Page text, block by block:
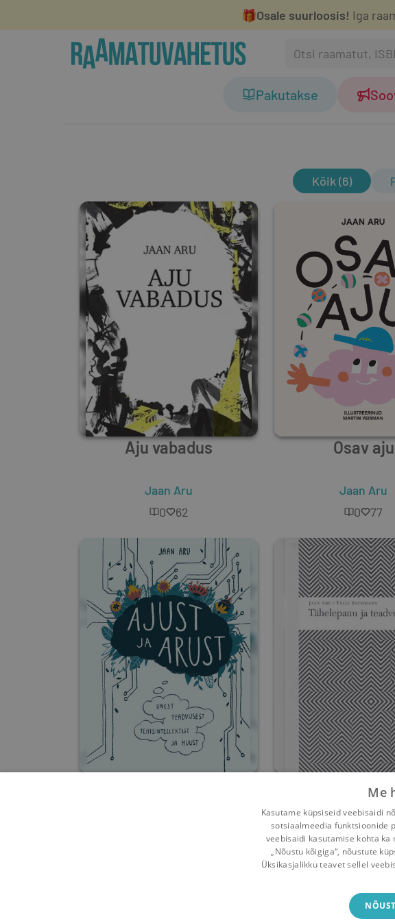
🎁Osale suurloosis! Iga
Pakutakse
Kõik (6)
Aju vabadus
Jaan Aru
0
62
Osav aju
Jaan Aru
0
77
Tähelepanu ja
Jaan Aru
0
138
Me
Kasutame küpsiseid veebisaidi
sotsiaalmeedia funktsioonide
veebisaidi kasutamise kohta
„Nõustu kõigiga“, nõustute
Üksikasjalikku teavet sellel